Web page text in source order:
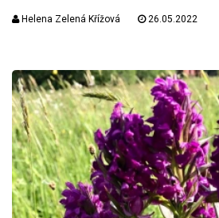
Helena Zelená Křížová 26.05.2022